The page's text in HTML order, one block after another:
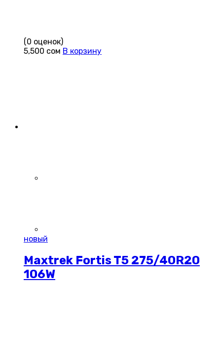
(0 оценок)
5,500 сом В корзину
новый
Maxtrek Fortis T5 275/40R20
106W